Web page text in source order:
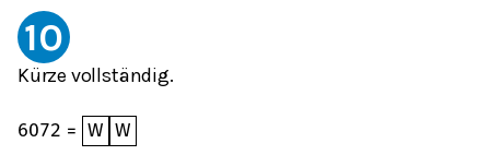
10
Kürze vollständig.
6072 = W W